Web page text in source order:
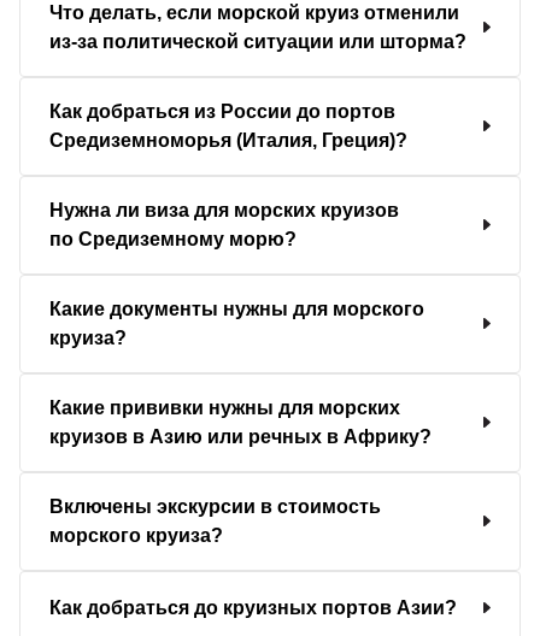
Что делать, если морской круиз отменили
из-за политической ситуации или шторма?
Как добраться из России до портов
Средиземноморья (Италия, Греция)?
Нужна ли виза для морских круизов
по Средиземному морю?
Какие документы нужны для морского
круиза?
Какие прививки нужны для морских
круизов в Азию или речных в Африку?
Включены экскурсии в стоимость
морского круиза?
Как добраться до круизных портов Азии?